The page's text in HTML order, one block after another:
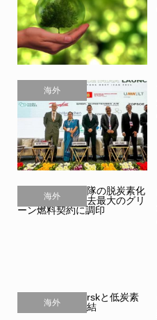
海外
海外
海外